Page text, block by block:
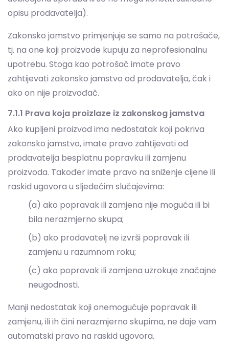
upotrebu. Stoga kao potrošač imate pravo
zahtijevati zakonsko jamstvo od prodavatelja, čak i
ako on nije proizvođač.
7.1.1 Prava koja proizlaze iz zakonskog jamstva
Ako kupljeni proizvod ima nedostatak koji pokriva
zakonsko jamstvo, imate pravo zahtijevati od
prodavatelja besplatnu popravku ili zamjenu
proizvoda. Također imate pravo na sniženje cijene ili
raskid ugovora u sljedećim slučajevima:
(a) ako popravak ili zamjena nije moguća ili bi
bila nerazmjerno skupa;
(b) ako prodavatelj ne izvrši popravak ili
zamjenu u razumnom roku;
(c) ako popravak ili zamjena uzrokuje značajne
neugodnosti.
Manji nedostatak koji onemogućuje popravak ili
zamjenu, ili ih čini nerazmjerno skupima, ne daje vam
automatski pravo na raskid ugovora.
Proizvodi prodani na Cablelinker Electronics Limited
pokriveni su zakonskim jamstvom u trajanju od tri (3)
godine od isporuke za nove proizvode, sukladno